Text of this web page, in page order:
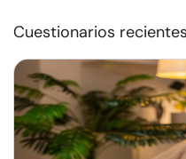
Cuestionarios recientes